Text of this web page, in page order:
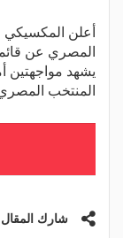
أعلن المكسيكي
المصري عن
يشهد مواجهتين
المنتخب المصري 18 مارس المقبل استعدادًا لمباراتي
شارك المقال